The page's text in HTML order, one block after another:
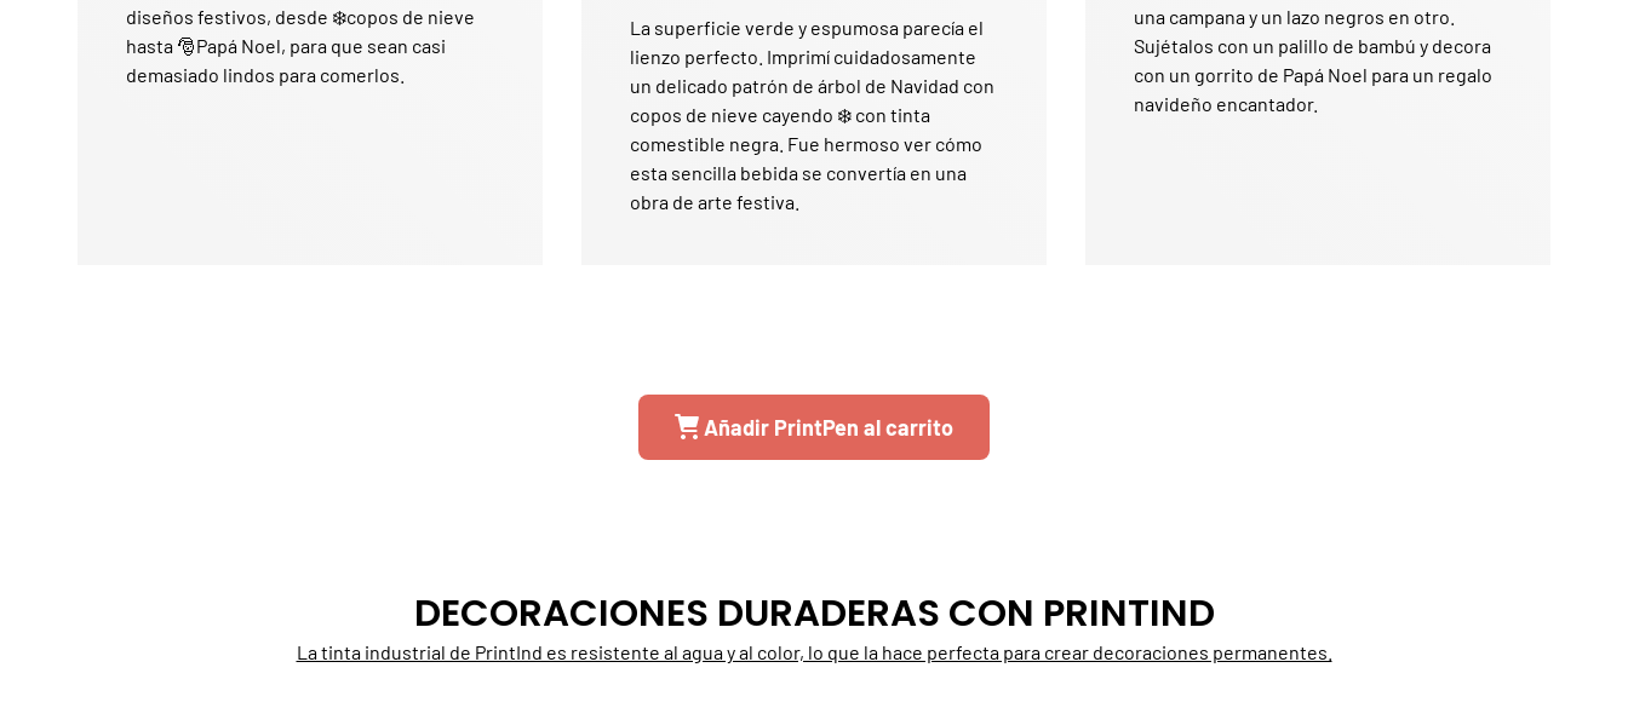
diseños festivos, desde ❄️copos de nieve
hasta 🎅Papá Noel, para que sean casi
demasiado lindos para comerlos.
La superficie verde y espumosa parecía el
lienzo perfecto. Imprimí cuidadosamente
un delicado patrón de árbol de Navidad con
copos de nieve cayendo ❄️ con tinta
comestible negra. Fue hermoso ver cómo
esta sencilla bebida se convertía en una
obra de arte festiva.
una campana y un lazo negros en otro.
Sujétalos con un palillo de bambú y decora
con un gorrito de Papá Noel para un regalo
navideño encantador.
Añadir PrintPen al carrito
DECORACIONES DURADERAS CON PRINTIND
La tinta industrial de PrintInd es resistente al agua y al color, lo que la hace perfecta para crear decoraciones permanentes.